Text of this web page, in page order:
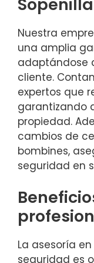
Nuestra
una amplia
adaptándose
cliente.
expertos que
garantizando
propiedad.
cambios de
bombines,
seguridad en
La asesoría
seguridad es